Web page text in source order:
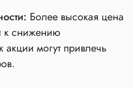
Более высокая цена
к снижению
акции могут привлечь